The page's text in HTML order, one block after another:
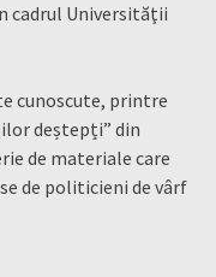
cadrul Universităţii
cunoscute, printre
deștepți” din
de materiale care
de politicieni de vârf